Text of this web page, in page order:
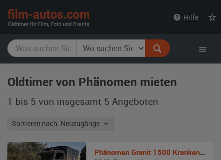
Hilfe
Oldtimer von Phänomen mieten
1 bis 5 von insgesamt 5 Angeboten
Sortieren nach: Neuzugänge
Phänomen Granit 1500 Krankenwagen